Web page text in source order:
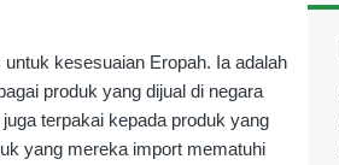
kesesuaian Eropah. Ia adalah
produk yang dijual di negara
terpakai kepada produk yang
yang mereka import mematuhi